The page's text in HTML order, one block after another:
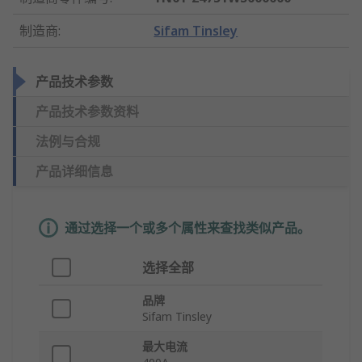
制造商: Sifam Tinsley
产品技术参数
产品技术参数资料
法例与合规
产品详细信息
通过选择一个或多个属性来查找类似产品。
选择全部
品牌
Sifam Tinsley
最大电流